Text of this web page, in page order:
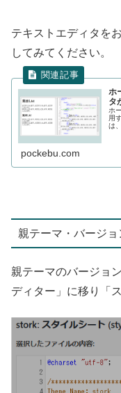
テキストエディタを
してみてください。
ホ
タ
ホ
用
は
pockebu.com
親テーマ・バージ
親テーマのバージョ
ディター」に移り「